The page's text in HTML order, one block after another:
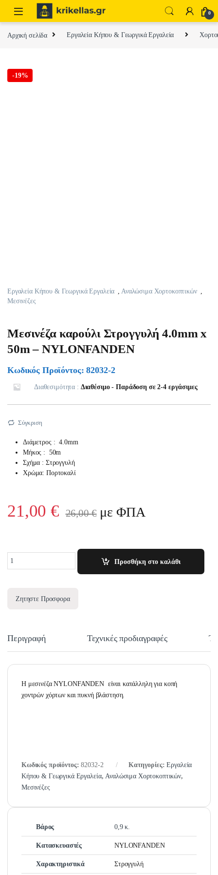
Skip to navigation
Skip to content
0
Αρχική σελίδα Εργαλεία Κήπου & Γεωργικά Εργαλεία
-19%
Εργαλεία Κήπου & Γεωργικά Εργαλεία Αναλώσιμα Χορτοκοπτικών
Μεσινέζες
Μεσινέζα καρούλι Στρογγυλή 4.0mm x
50m – NYLONFANDEN
Κωδικός Προϊόντος: 82032-2
Διαθεσιμότητα : Διαθέσιμο - Παράδοση σε 2-4 εργάσιμες
Σύγκριση
Διάμετρος : 4.0mm
Μήκος : 50m
Σχήμα : Στρογγυλή
Χρώμα: Πορτοκαλί
21,00€ 26,00€με ΦΠΑ
Προσθήκη στο καλάθι
Ζητηστε Προσφορα
Περιγραφή Τεχνικές προδιαγραφές
H μεσινέζα NYLONFANDEN είναι κατάλληλη για κοπή
χοντρών χόρτων και πυκνή βλάστηση.
Κωδικός προϊόντος:82032-2 Κατηγορίες:Εργαλεία
Κήπου & Γεωργικά Εργαλεία,Αναλώσιμα Χορτοκοπτικών,
Μεσινέζες
Βάρος 0,9 κ.
Κατασκευαστές NYLONFANDEN
Χαρακτηριστικά Στρογγυλή